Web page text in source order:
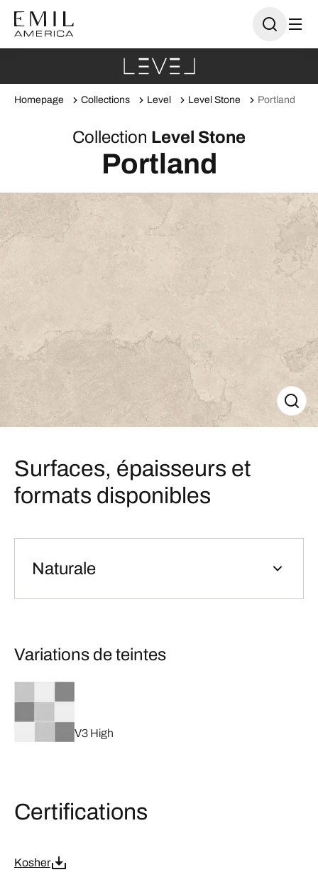
Homepage Collections Level Level Stone Portland
Collection Level Stone
Portland
Surfaces, épaisseurs et
formats disponibles
Naturale
Variations de teintes
V3 High
Certifications
Kosher